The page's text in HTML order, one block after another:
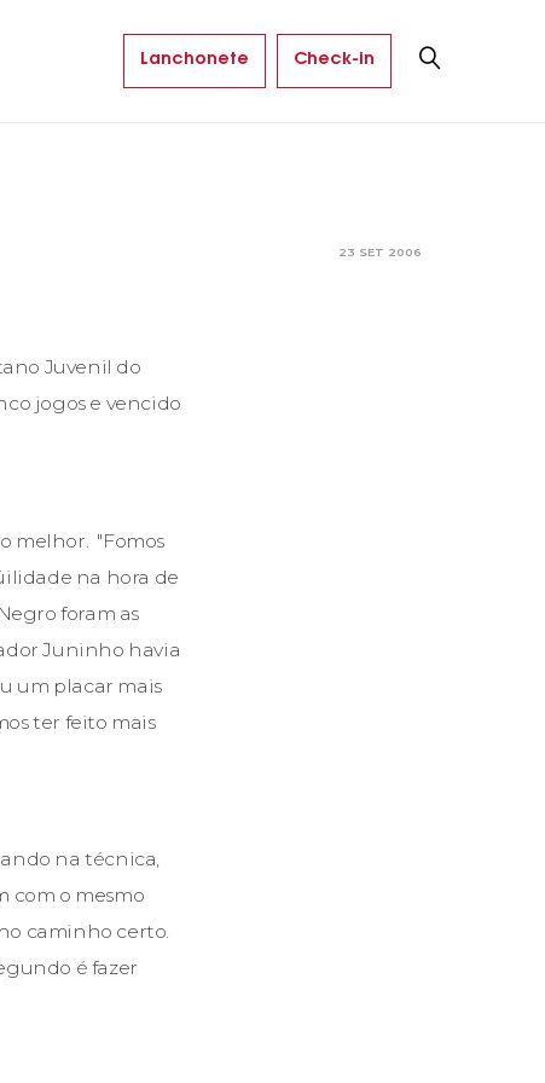
Lanchonete Check-in
23 SET 2006
Juvenil do
jogos e vencido
melhor. "Fomos
na hora de
foram as
Juninho havia
um placar mais
ter feito mais
na técnica,
com o mesmo
caminho certo.
é fazer